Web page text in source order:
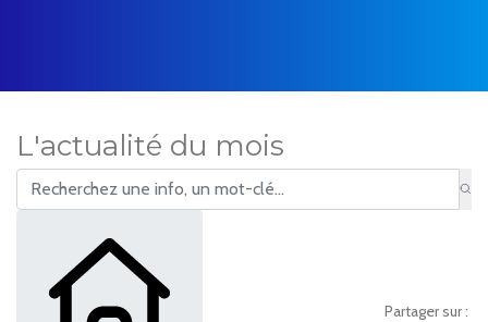
L'actualité du mois
Partager sur :